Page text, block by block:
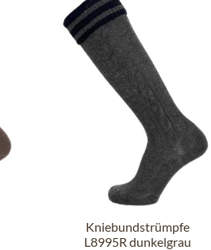
Kniebundstrümpfe
L8995R dunkelgrau